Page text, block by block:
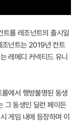
트롤 레조넌트의 출시일
조넌트는 2019년 컨트
레메디 커넥티드 유니
에서 행방불명된 동생
그 동생인 딜런 페이든
게임 내에 등장하며 이